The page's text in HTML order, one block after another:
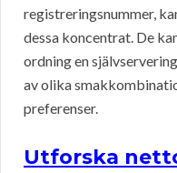
registreringsnummer,
dessa koncentrat. De
ordning en
av olika
preferenser.
Utforska